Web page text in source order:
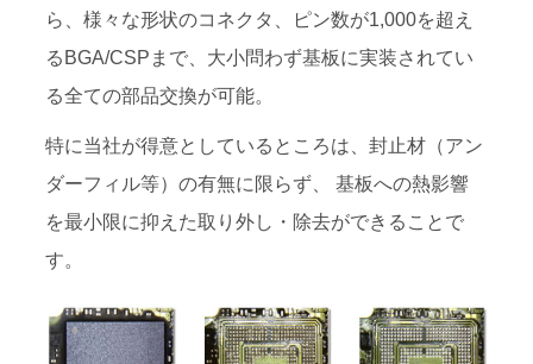
ら、様々な形状のコネクタ、ピン数が1,000を超え
るBGA/CSPまで、大小問わず基板に実装されてい
る全ての部品交換が可能。
特に当社が得意としているところは、封止材（アン
ダーフィル等）の有無に限らず、 基板への熱影響
を最小限に抑えた取り外し・除去ができることで
す。